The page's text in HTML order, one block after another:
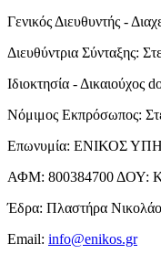
Γενικός Διευθυντής -
Διευθύντρια Σύνταξης:
Ιδιοκτησία - Δικαιούχος
Νόμιμος Εκπρόσωπος:
Επωνυμία: ΕΝΙΚΟΣ
ΑΦΜ: 800384700 ΔΟΥ:
Έδρα: Πλαστήρα
Email: info@enikos.gr